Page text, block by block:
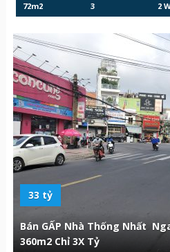
72m2
3
2
33 tỷ
Bán GẤP Nhà Thống Nhất
360m2 Chỉ 3X Tỷ